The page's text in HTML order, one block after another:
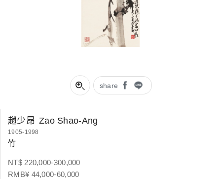
share
趙少昂 Zao Shao-Ang
1905-1998
竹
NT$ 220,000-300,000
RMB¥ 44,000-60,000